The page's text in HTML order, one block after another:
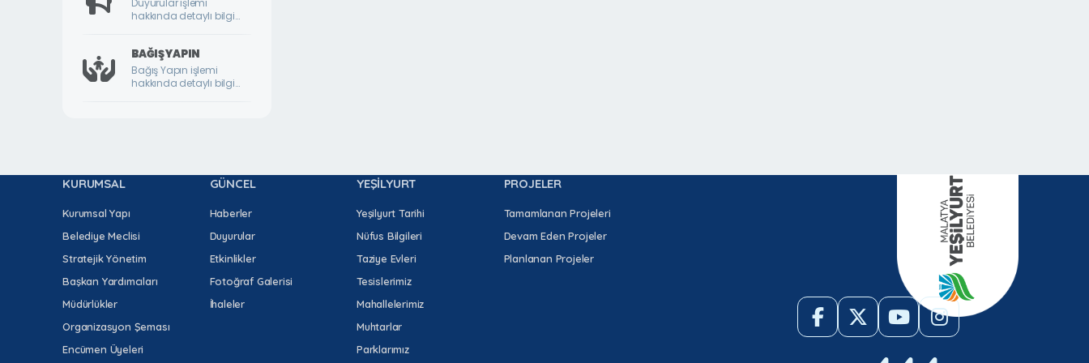
FATİH MAHALLESİ
GAZİ MAHALLESİ
GÜNDÜZBEY MAHALLESİ
HAMİDİYE MAHALLESİ
HIROĞLU MAHALLESİ
HOCA AHMET YESEVİ MAHALLESİ
İKİZCE MAHALLESİ
İLYAS MAHALLESİ
Duyurular işlemi
hakkında detaylı bilgi
BAĞIŞ YAPIN
Bağış Yapın işlemi
hakkında detaylı bilgi
KURUMSAL
Kurumsal Yapı
Belediye Meclisi
Stratejik Yönetim
Başkan Yardımcıları
Müdürlükler
Organizasyon Şeması
Encümen Üyeleri
GÜNCEL
Haberler
Duyurular
Etkinlikler
Fotoğraf Galerisi
İhaleler
YEŞİLYURT
Yeşilyurt Tarihi
Nüfus Bilgileri
Taziye Evleri
Tesislerimiz
Mahallelerimiz
Muhtarlar
Parklarımız
PROJELER
Tamamlanan Projeleri
Devam Eden Projeler
Planlanan Projeler